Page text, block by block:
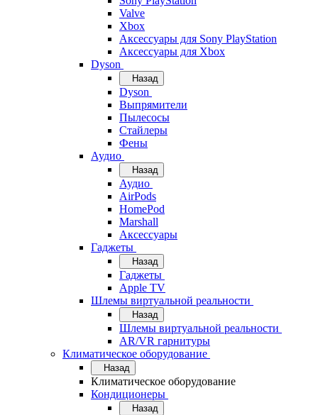
Valve
Xbox
Аксессуары для Sony PlayStation
Аксессуары для Xbox
Dyson
Назад
Dyson
Выпрямители
Пылесосы
Стайлеры
Фены
Аудио
Назад
Аудио
AirPods
HomePod
Marshall
Аксессуары
Гаджеты
Назад
Гаджеты
Apple TV
Шлемы виртуальной реальности
Назад
Шлемы виртуальной реальности
AR/VR гарнитуры
Климатическое оборудование
Назад
Климатическое оборудование
Кондиционеры
Назад